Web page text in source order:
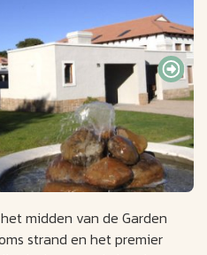
midden van de Garden
strand en het premier